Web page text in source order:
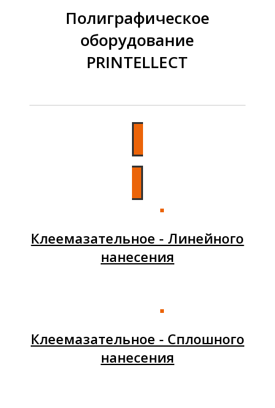
Полиграфическое
оборудование
PRINTELLECT
СЕРВИСНЫЙ ОТДЕЛ
Клеемазательное - Линейного
нанесения
Клеемазательное - Сплошного
нанесения